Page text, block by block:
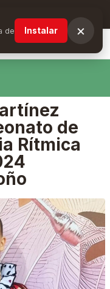
exclusivas
de
Rítmica
de
Instalar ×